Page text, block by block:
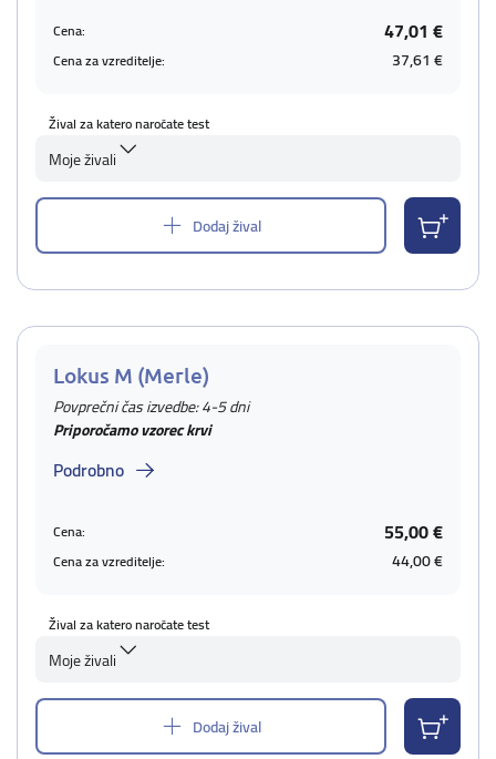
Cena: 47,01 €
Cena za vzreditelje: 37,61 €
Žival za katero naročate test
Moje živali
Dodaj žival
Lokus M (Merle)
Povprečni čas izvedbe: 4-5 dni
Priporočamo vzorec krvi
Podrobno
Cena: 55,00 €
Cena za vzreditelje: 44,00 €
Žival za katero naročate test
Moje živali
Dodaj žival